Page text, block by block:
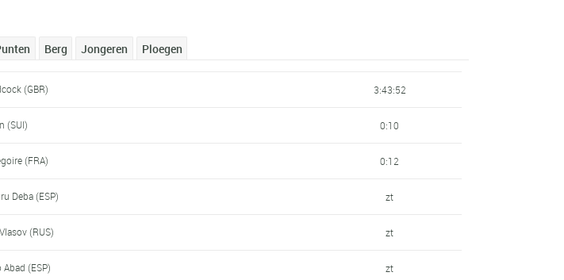
Berg Jongeren Ploegen
(GBR) 3:43:52
(SUI) 0:10
(FRA) 0:12
Deba (ESP) zt
(RUS) zt
(ESP) zt